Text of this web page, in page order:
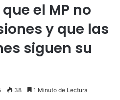
el MP no
y que las
siguen su
38 1 Minuto de Lectura